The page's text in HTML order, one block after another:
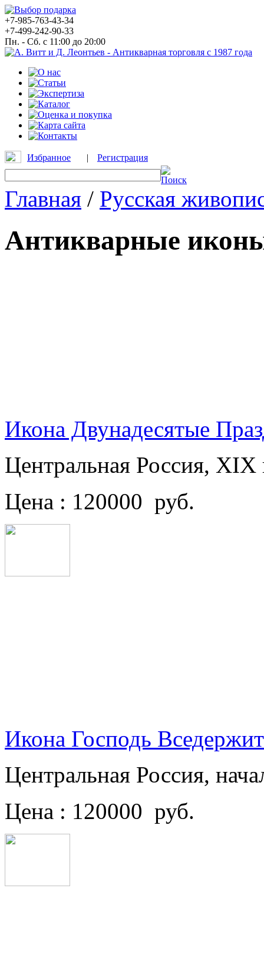
+7-985-763-43-34
+7-499-242-90-33
Пн. - Сб. с 11:00 до 20:00
Избранное | Регистрация
Главная / Русская
Антикварные
Икона Двунадесятые
Центральная Россия,
Цена : 120000 руб.
Икона Господь
Центральная Россия,
Цена : 120000 руб.